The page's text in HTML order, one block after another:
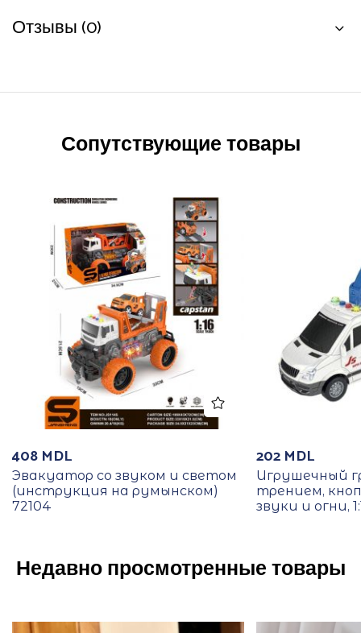
Отзывы (0)
Сопутствующие товары
408 MDL
Эвакуатор со звуком и светом
(инструкция на румынском)
72104
202 MDL
Игрушечный
трением,
звуки и огни,
Недавно просмотренные товары